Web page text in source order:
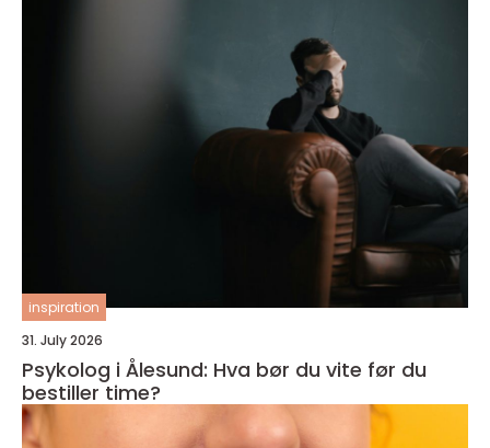
inspiration
31. July 2026
Psykolog i Ålesund: Hva bør du vite før du
bestiller time?